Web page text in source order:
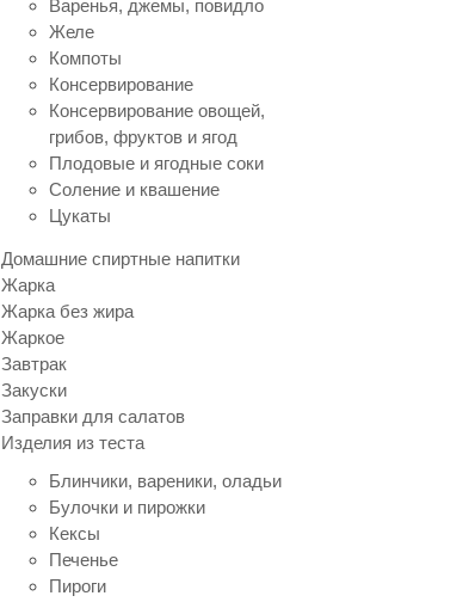
Варенья, джемы, повидло
Желе
Компоты
Консервирование
Консервирование овощей,
грибов, фруктов и ягод
Плодовые и ягодные соки
Соление и квашение
Цукаты
Домашние спиртные напитки
Жарка
Жарка без жира
Жаркое
Завтрак
Закуски
Заправки для салатов
Изделия из теста
Блинчики, вареники, оладьи
Булочки и пирожки
Кексы
Печенье
Пироги